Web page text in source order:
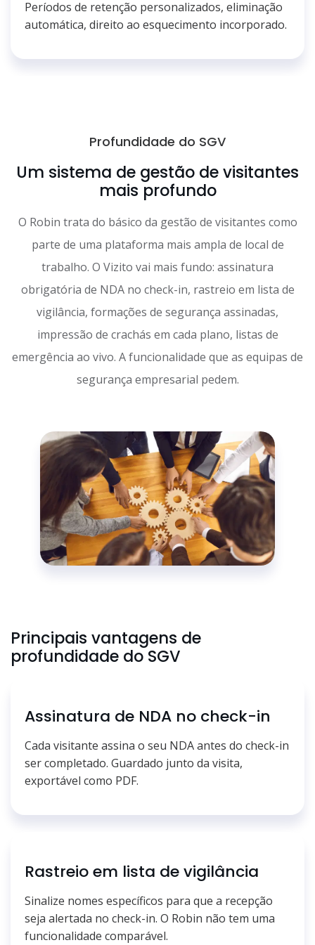
Períodos de retenção personalizados, eliminação
automática, direito ao esquecimento incorporado.
Profundidade do SGV
Um sistema de gestão de visitantes
mais profundo
O Robin trata do básico da gestão de visitantes como
parte de uma plataforma mais ampla de local de
trabalho. O Vizito vai mais fundo: assinatura
obrigatória de NDA no check-in, rastreio em lista de
vigilância, formações de segurança assinadas,
impressão de crachás em cada plano, listas de
emergência ao vivo. A funcionalidade que as equipas de
segurança empresarial pedem.
Principais vantagens de
profundidade do SGV
Assinatura de NDA no check-in
Cada visitante assina o seu NDA antes do check-in
ser completado. Guardado junto da visita,
exportável como PDF.
Rastreio em lista de vigilância
Sinalize nomes específicos para que a recepção
seja alertada no check-in. O Robin não tem uma
funcionalidade comparável.